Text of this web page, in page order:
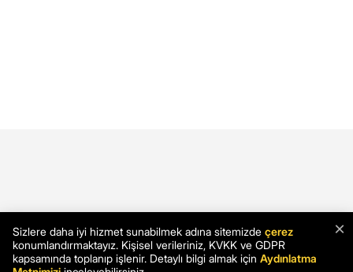
×
Sizlere daha iyi hizmet sunabilmek adına sitemizde çerez
konumlandırmaktayız. Kişisel verileriniz, KVKK ve GDPR
kapsamında toplanıp işlenir. Detaylı bilgi almak için Aydınlatma